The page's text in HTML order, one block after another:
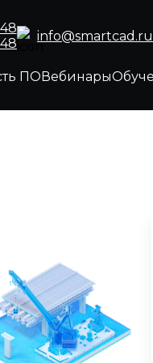
info@smartcad.ru
ПОВебинары